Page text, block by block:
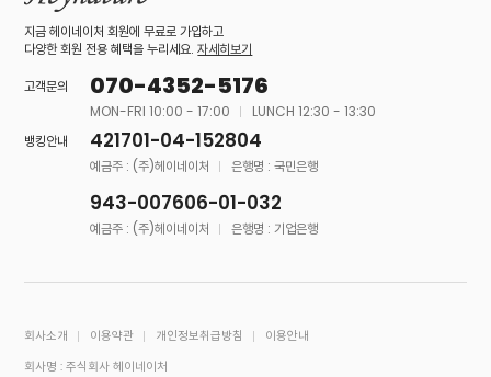
지금 헤이네이처 회원에 무료로 가입하고
다양한 회원 전용 혜택을 누리세요.자세히보기
고객문의
070-4352-5176
MON-FRI 10:00 - 17:00
LUNCH 12:30 - 13:30
뱅킹안내
421701-04-152804
예금주 : (주)헤이네이처 은행명 : 국민은행
943-007606-01-032
예금주 : (주)헤이네이처 은행명 : 기업은행
회사소개 이용약관 개인정보취급방침
이용안내
회사명 : 주식회사 헤이네이처